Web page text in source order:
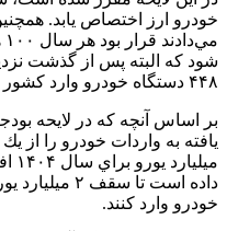
خودرو ارز اختصاص يابد.
۴۴۸ دستگاه خودرو وارد كشور شده است.
بر اساس آنچه كه در لايحه
داده است تا
خودرو وارد كنند.